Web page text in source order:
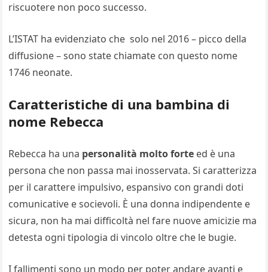
riscuotere non poco successo.
L’ISTAT ha evidenziato che solo nel 2016 – picco della
diffusione – sono state chiamate con questo nome
1746 neonate.
Caratteristiche di una bambina di
nome Rebecca
Rebecca ha una personalità molto forte ed è una
persona che non passa mai inosservata. Si caratterizza
per il carattere impulsivo, espansivo con grandi doti
comunicative e socievoli. È una donna indipendente e
sicura, non ha mai difficoltà nel fare nuove amicizie ma
detesta ogni tipologia di vincolo oltre che le bugie.
I fallimenti sono un modo per poter andare avanti e